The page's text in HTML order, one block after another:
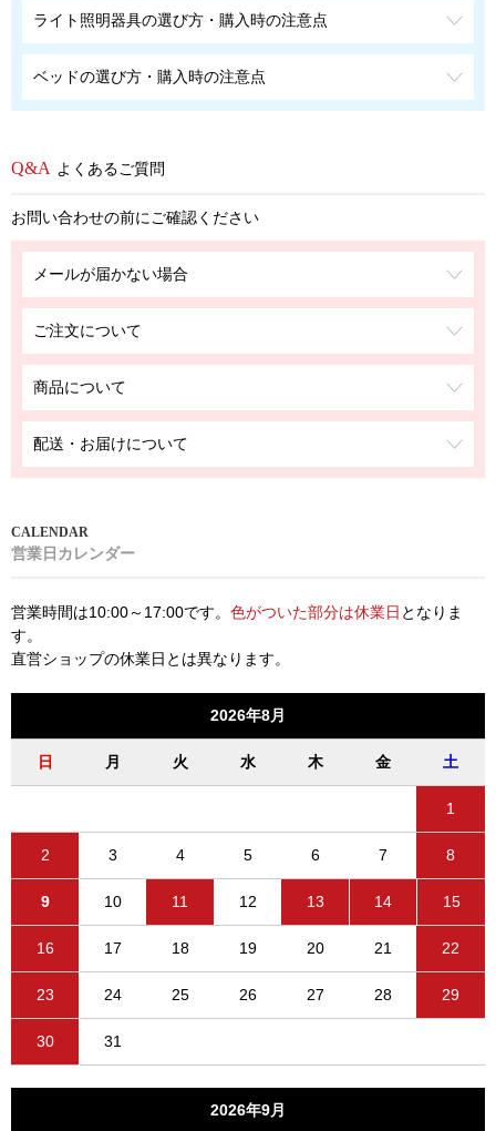
ライト照明器具の選び方・購入時の注意点
ベッドの選び方・購入時の注意点
よくあるご質問
お問い合わせの前にご確認ください
メールが届かない場合
ご注文について
商品について
配送・お届けについて
営業日カレンダー
営業時間は10:00～17:00です。 色がついた部分は休業日 となりま
す。
直営ショップの休業日とは異なります。
2026年8月
日 月 火 水 木 金 土
1
2 3 4 5 6 7 8
9 10 11 12 13 14 15
16 17 18 19 20 21 22
23 24 25 26 27 28 29
30 31
2026年9月